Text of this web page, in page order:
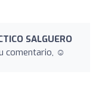
SALGUERO
comentario, ☺️